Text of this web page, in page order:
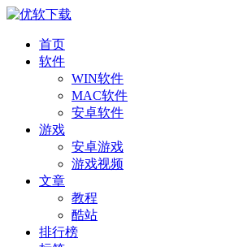
首页
软件
WIN软件
MAC软件
安卓软件
游戏
安卓游戏
游戏视频
文章
教程
酷站
排行榜